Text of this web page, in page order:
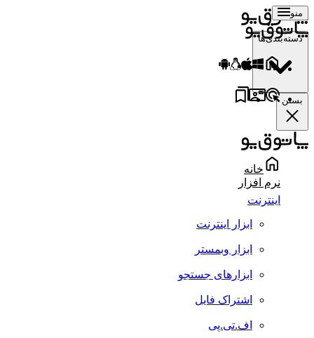
منو
دسته‌بندی‌ها
بستن
خانه
نرم افزار
اینترنت
ابزار اینترنت
ابزار وبمستر
ابزارهای جستجو
اشتراک فایل
اف.تی.پی